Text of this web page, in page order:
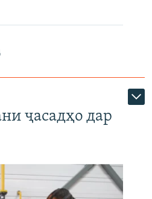
ҷасадҳо дар